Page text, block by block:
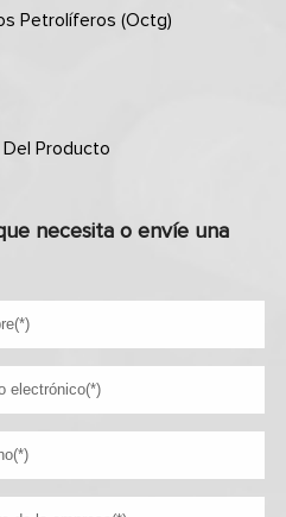
Petrolíferos (octg)
Producto
necesita o envíe una